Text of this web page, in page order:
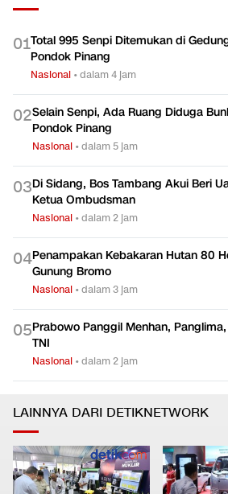
01Total 995 Senpi Ditemukan di
Pondok Pinang
Nasional •dalam 4 jam
02Selain Senpi, Ada Ruang Diduga
Pondok Pinang
Nasional •dalam 5 jam
03Di Sidang, Bos Tambang Akui Beri
Ketua Ombudsman
Nasional •dalam 2 jam
04Penampakan Kebakaran Hutan 80
Gunung Bromo
Nasional •dalam 3 jam
05Prabowo Panggil Menhan,
TNI
Nasional •dalam 2 jam
LAINNYA DARI DETIKNETWORK